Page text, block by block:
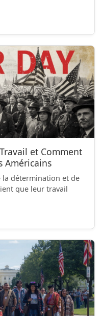
et Comment
Américains
la détermination et de
que leur travail